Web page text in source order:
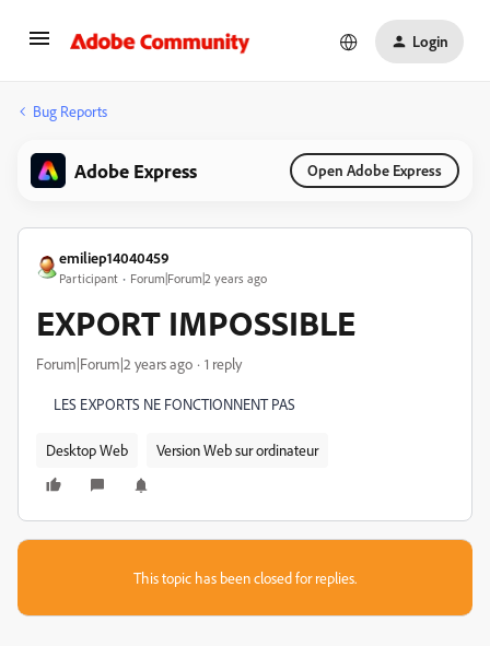
Login
Bug Reports
Adobe Express Open Adobe Express
emiliep14040459
Participant Forum|Forum|2 years ago
EXPORT IMPOSSIBLE
Forum|Forum|2 years ago 1 reply
LES EXPORTS NE FONCTIONNENT PAS
Desktop Web Version Web sur ordinateur
This topic has been closed for replies.